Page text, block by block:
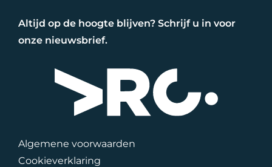
Altijd op de hoogte blijven? Schrijf u in voor
onze nieuwsbrief.
Algemene voorwaarden
Cookieverklaring